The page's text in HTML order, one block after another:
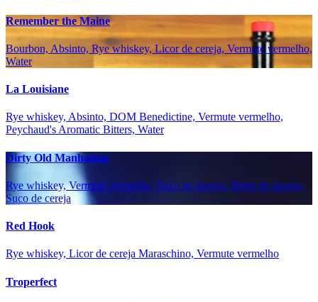
Remember the Maine
Bourbon, Absinto, Rye whiskey, Licor de cereja, Vermute vermelho,
Water
La Louisiane
Rye whiskey, Absinto, DOM Benedictine, Vermute vermelho,
Peychaud's Aromatic Bitters, Water
Dirty Old Manhattan
Rye whiskey, Vermute vermelho, Suco de laranja, Bitter de laranja,
Suco de cereja
Red Hook
Rye whiskey, Licor de cereja Maraschino, Vermute vermelho
Troperfect